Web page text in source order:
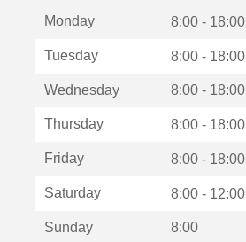
u
Monday 8:00 - 18:00
Tuesday 8:00 - 18:00
Wednesday 8:00 - 18:00
Thursday 8:00 - 18:00
Friday 8:00 - 18:00
Saturday 8:00 - 12:00
Sunday 8:00